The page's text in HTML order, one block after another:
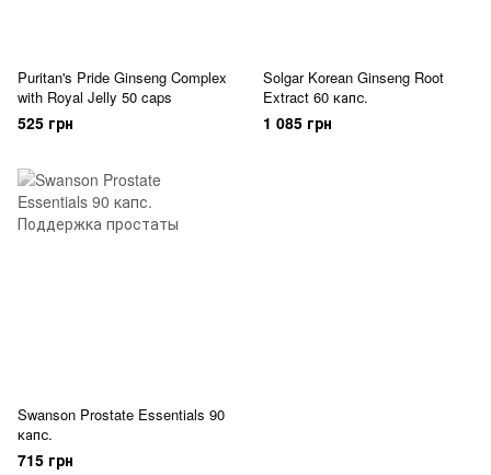
Puritan's Pride Ginseng Complex
with Royal Jelly 50 caps
525 грн
Solgar Korean Ginseng Root
Extract 60 капс.
1 085 грн
Swanson Prostate Essentials 90
капс.
715 грн